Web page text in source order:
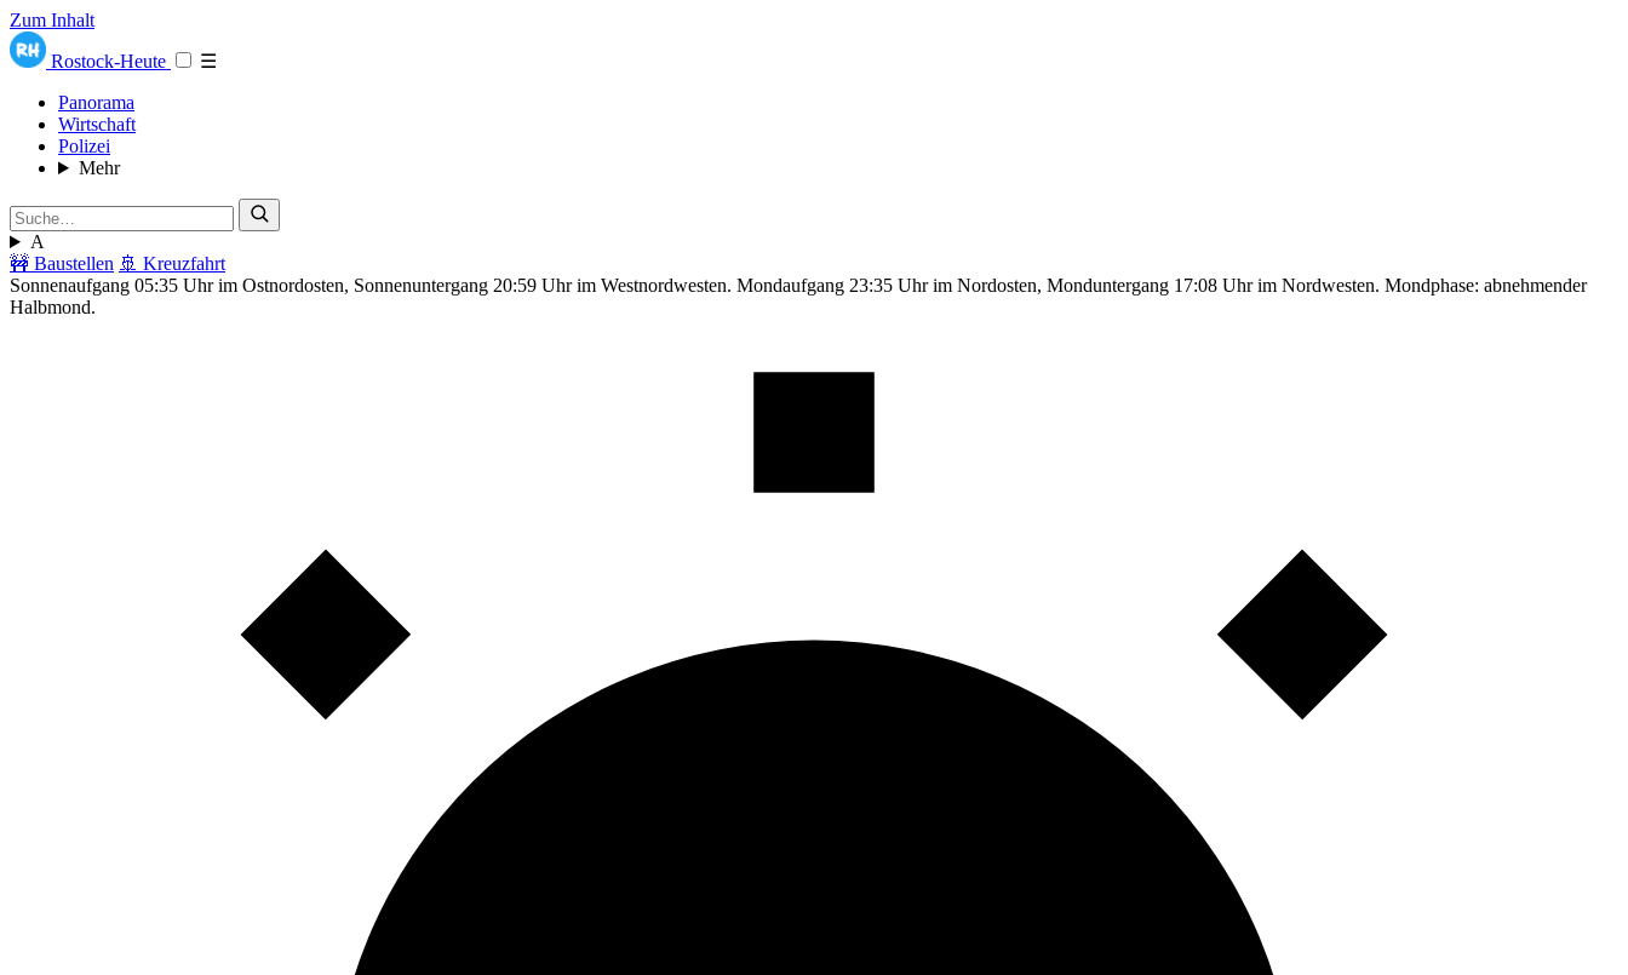
Zum Inhalt
Rostock-Heute
☰
Panorama
Wirtschaft
Polizei
Mehr
A
🚧 Baustellen 🚢 Kreuzfahrt
Sonnenaufgang 05:35 Uhr im Ostnordosten, Sonnenuntergang 20:59 Uhr im Westnordwesten. Mondaufgang 23:35 Uhr im Nordosten, Monduntergang 17:08 Uhr im Nordwesten. Mondphase: abnehmender
Halbmond.